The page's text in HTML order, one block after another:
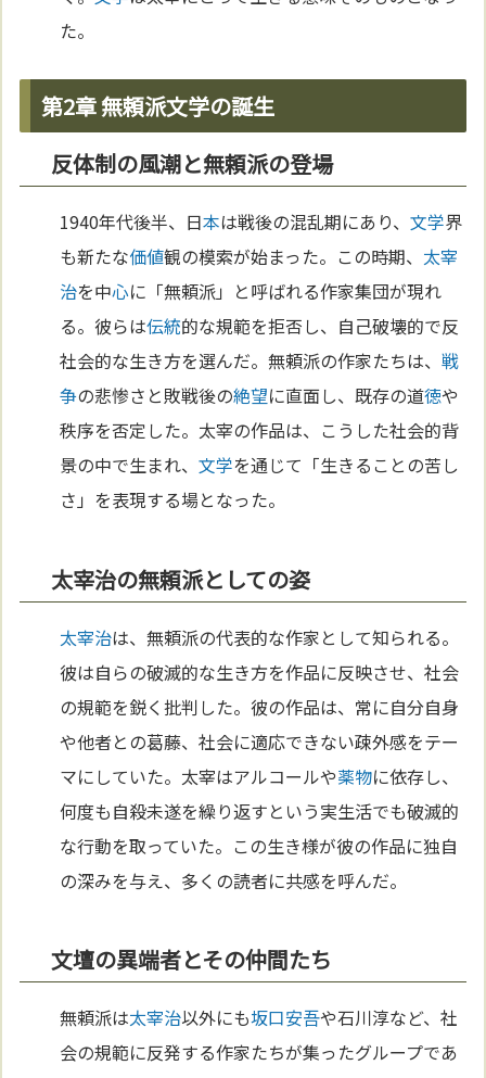
た。
第2章 無頼派文学の誕生
反体制の風潮と無頼派の登場
1940年代後半、日本は戦後の混乱期にあり、文学界
も新たな価値観の模索が始まった。この時期、 太宰
治を中心に「無頼派」と呼ばれる作家集団が現れ
る。彼らは伝統的な規範を拒否し、自己破壊的で反
社会的な生き方を選んだ。無頼派の作家たちは、戦
争の悲惨さと敗戦後の絶望に直面し、既存の道徳や
秩序を否定した。太宰の作品は、こうした社会的背
景の中で生まれ、文学を通じて「生きることの苦し
さ」を表現する場となった。
太宰治の無頼派としての姿
太宰治は、無頼派の代表的な作家として知られる。
彼は自らの破滅的な生き方を作品に反映させ、社会
の規範を鋭く批判した。彼の作品は、常に自分自身
や他者との葛藤、社会に適応できない疎外感をテー
マにしていた。太宰はアルコールや薬物に依存し、
何度も自殺未遂を繰り返すという実生活でも破滅的
な行動を取っていた。この生き様が彼の作品に独自
の深みを与え、多くの読者に共感を呼んだ。
文壇の異端者とその仲間たち
無頼派は太宰治以外にも坂口安吾や石川淳など、社
会の規範に反発する作家たちが集ったグループであ